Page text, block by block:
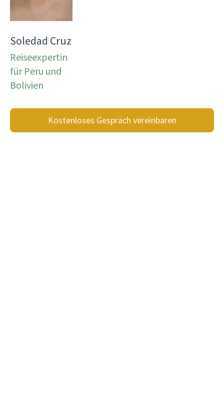
Soledad Cruz
Reiseexpertin
für Peru und
Bolivien
Kostenloses Gespräch vereinbaren